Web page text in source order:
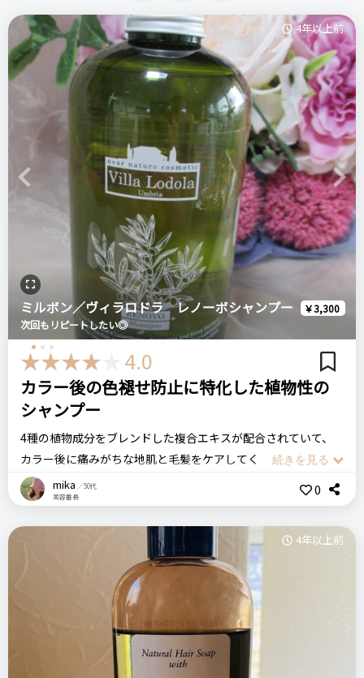
Previous Next
4年以上前
ミルボン／ヴィラロドラ レノーボシャンプー
￥3,300
次回もリピートしたい◎
4.0
カラー後の色褪せ防止に特化した植物性の
シャンプー
4種の植物成分をブレンドした複合エキスが配合されていて、
カラー後に痛みがちな地肌と毛髪をケアしてくれるというの
で、美容師さんの勧めもあって期待して購入しました。
へたするとなんかやさぐれた感じになるのが気になっていたん
でもこれを使い始めると、その劣化の速度が明らかにおそくな
ったように思います。
ミルボンのシャンプーってどれもそうなのですが、少しの量で
すごくなめらかに髪全体にいきわたって、とってもこまやかで
mika ／50代
美容番長
0
4年以上前